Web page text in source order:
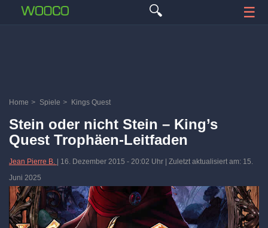
🔍 ☰
Home > Spiele > Kings Quest
Stein oder nicht Stein – King’s
Quest Trophäen-Leitfaden
Jean Pierre B. 16. Dezember 2015 - 20:02 Uhr | Zuletzt aktualisiert am: 15.
Juni 2025